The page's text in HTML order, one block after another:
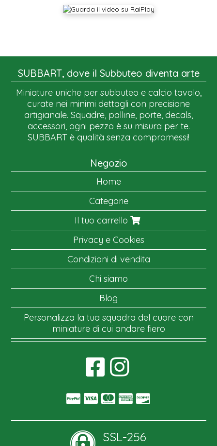
SUBBART, dove il Subbuteo diventa arte
Miniature uniche per subbuteo e calcio tavolo,
curate nei minimi dettagli con precisione
artigianale. Squadre, palline, porte, decals,
accessori, ogni pezzo è su misura per te.
SUBBART è qualità senza compromessi!
Negozio
Home
Categorie
Il tuo carrello
Privacy e Cookies
Condizioni di vendita
Chi siamo
Blog
Personalizza la tua squadra del cuore con
miniature di cui andare fiero
SSL-256